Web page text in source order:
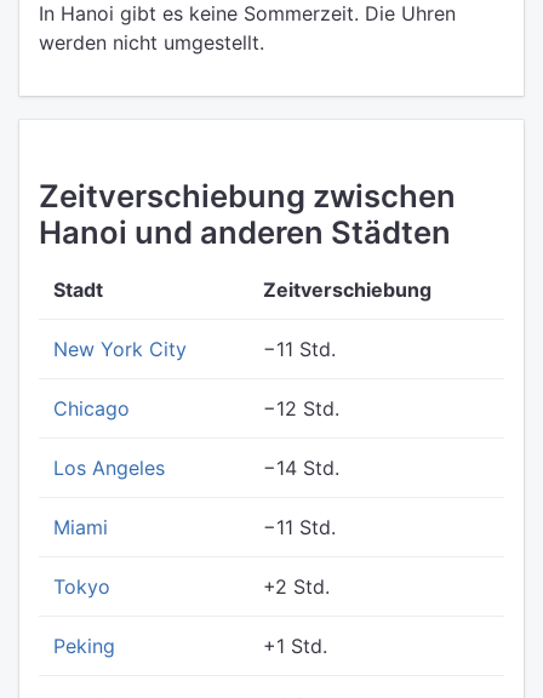
In Hanoi gibt es keine Sommerzeit. Die Uhren
werden nicht umgestellt.
Zeitverschiebung zwischen
Hanoi und anderen Städten
Stadt Zeitverschiebung
New York City −11 Std.
Chicago −12 Std.
Los Angeles −14 Std.
Miami −11 Std.
Tokyo +2 Std.
Peking +1 Std.